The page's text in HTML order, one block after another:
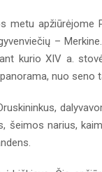
metu apžiūrėjome
–
kurio XIV a.
nuo seno
šeimos narius,